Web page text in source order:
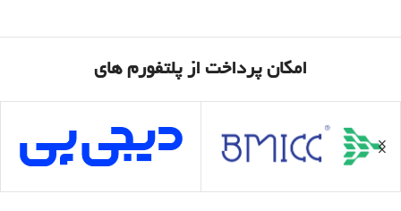
امکان پرداخت از پلتفورم های